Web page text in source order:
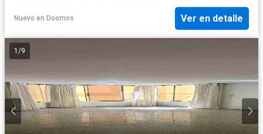
Nuevo en Doomos Ver en detalle
1 /9